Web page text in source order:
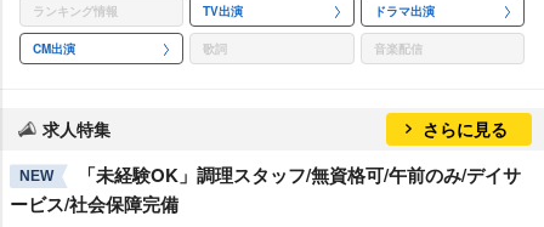
ランキング情報 TV出演 ドラマ出演
CM出演 歌詞 音楽配信
求人特集 さらに見る
NEW
「未経験OK」調理スタッフ/無資格可/午前のみ/デイサ
ービス/社会保障完備